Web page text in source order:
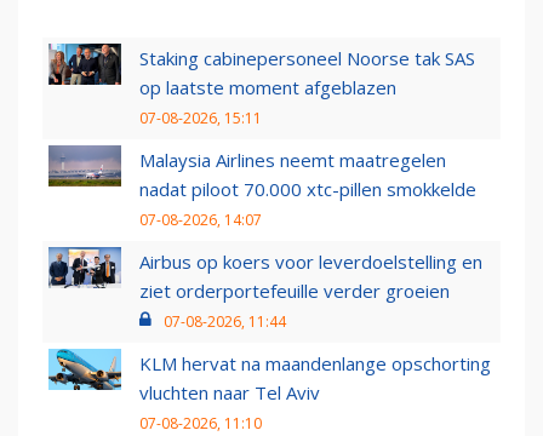
Staking cabinepersoneel Noorse tak SAS
op laatste moment afgeblazen
07-08-2026, 15:11
Malaysia Airlines neemt maatregelen
nadat piloot 70.000 xtc-pillen smokkelde
07-08-2026, 14:07
Airbus op koers voor leverdoelstelling en
ziet orderportefeuille verder groeien
07-08-2026, 11:44
KLM hervat na maandenlange opschorting
vluchten naar Tel Aviv
07-08-2026, 11:10